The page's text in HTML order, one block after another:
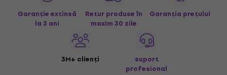
Garanție extinsă
la 3 ani
Retur produse în
maxim 30 zile
Garanția prețului
3M+ clienți
suport
profesional